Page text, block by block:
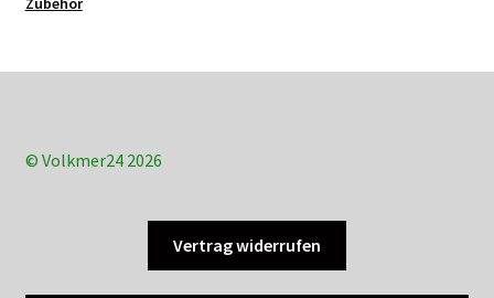
© Volkmer24 2026
Vertrag widerrufen